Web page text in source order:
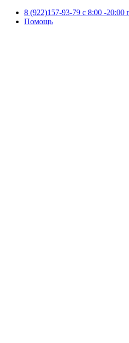
8 (922)157-93-79 c 8:00 -20:00
Помощь